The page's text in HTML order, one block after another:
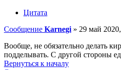
Цитата
Сообщение Karnegi » 29 май
Вообще, не обязательно делать
подделывать. С другой стороны
Вернуться к началу